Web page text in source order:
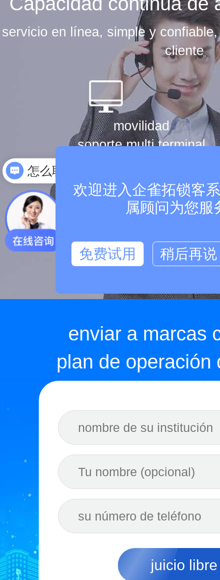
servicio en línea, simple y
cliente
movilidad
soporte multi terminal
actualizaciones y
enviar a marcas
juicio libre
发送资料
怎么联系
欢迎进入企雀拓锁客
属顾问为您服
免费试用 稍后再说